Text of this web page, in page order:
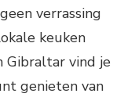
verrassing
keuken
Gibraltar vind je
genieten van